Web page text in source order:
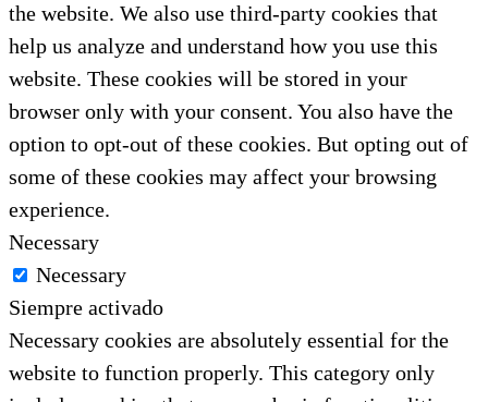
the website. We also use third-party cookies that
help us analyze and understand how you use this
website. These cookies will be stored in your
browser only with your consent. You also have the
option to opt-out of these cookies. But opting out of
some of these cookies may affect your browsing
experience.
Necessary
Necessary
Siempre activado
Necessary cookies are absolutely essential for the
website to function properly. This category only